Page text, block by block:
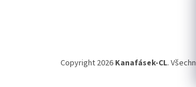
Copyright 2026 Kanafásek-CL.